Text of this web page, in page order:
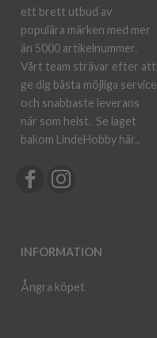
ett brett utbud av
populära märken med mer
än 5000 artikelnummer.
Vårt team strävar efter att
ge dig bästa möjliga service
och snabbaste leverans
när som helst. Se laget
bakom LindeHobby här..
INFORMATION
Ångra köpet